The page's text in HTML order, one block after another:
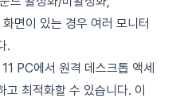
면이 있는 경우 여러 모니터
.
PC에서 원격 데스크톱 액세
최적화할 수 있습니다. 이